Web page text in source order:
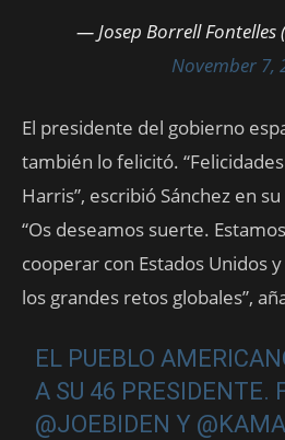
— Josep Borrell Fontelles
November 7,
El presidente del gobierno
también lo felicitó.
Harris”, escribió Sánchez en
“Os deseamos suerte.
cooperar con Estados Unidos
los grandes retos globales”,
EL PUEBLO
A SU 46 PRESIDENTE.
@JOEBIDEN Y